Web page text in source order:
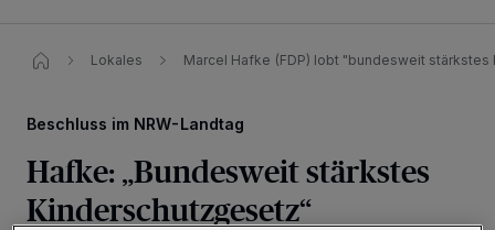
Lokales Marcel Hafke (FDP) lobt "bundesweit
Beschluss im NRW-Landtag
Hafke: „Bundesweit stärkstes
Kinderschutzgesetz“